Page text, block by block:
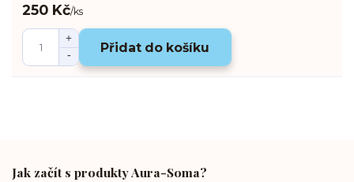
250 Kč/ks
Přidat do košíku
Jak začít s produkty Aura-Soma?